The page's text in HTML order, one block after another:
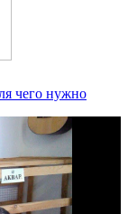
чего нужно